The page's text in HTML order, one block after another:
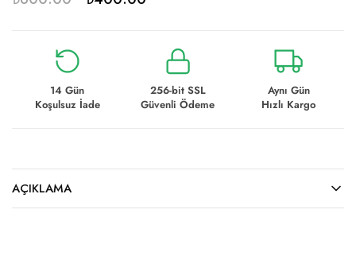
14 Gün
Koşulsuz İade
256-bit SSL
Güvenli Ödeme
Aynı Gün
Hızlı Kargo
AÇIKLAMA